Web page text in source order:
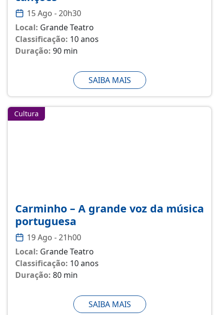
15 Ago - 20h30
Local: Grande Teatro
Classificação: 10 anos
Duração: 90 min
SAIBA MAIS
Cultura
Carminho – A grande voz da música
portuguesa
19 Ago - 21h00
Local: Grande Teatro
Classificação: 10 anos
Duração: 80 min
SAIBA MAIS